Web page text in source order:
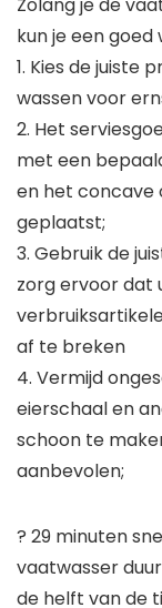
Zolang je de
kun je een
1. Kies de juiste
wassen voor
2. Het
met een
en het
geplaatst;
3. Gebruik de
zorg ervoor dat
af te breken
4. Vermijd
eierschaal en
schoon te
aanbevolen;
? 29 minuten
vaatwasser
de helft van de